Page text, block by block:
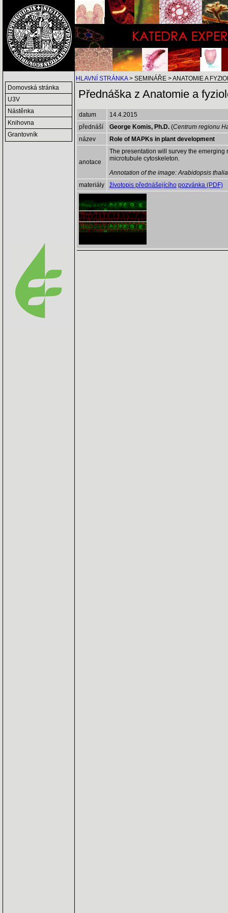
Domovská stránka
U3V
Nástěnka
Knihovna
Grantovník
HLAVNÍ STRÁNKA> SEMINÁŘE > ANATOMIE A
Přednáška z Anatomie a
datum
14.4.2015
přednáší
George Komis, Ph.D. (Centrum regionu
název
Role of MAPKs in plant development
anotace
The presentation will survey the
microtubule cytoskeleton.
Annotation of the image:Arabidopsis
materiály
životopis přednášejícího pozvánka (PDF)